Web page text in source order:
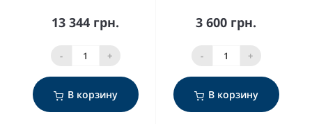
13 344 грн.
- +
В корзину
3 600 грн.
- +
В корзину